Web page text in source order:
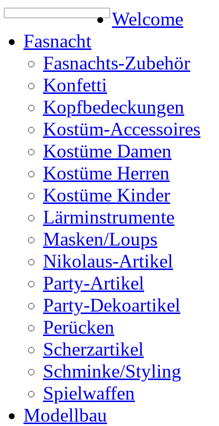
Welcome
Fasnacht
Fasnachts-Zubehör
Konfetti
Kopfbedeckungen
Kostüm-Accessoires
Kostüme Damen
Kostüme Herren
Kostüme Kinder
Lärminstrumente
Masken/Loups
Nikolaus-Artikel
Party-Artikel
Party-Dekoartikel
Perücken
Scherzartikel
Schminke/Styling
Spielwaffen
Modellbau